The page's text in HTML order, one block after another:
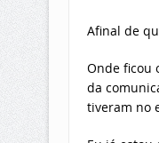
Afinal de
Onde ficou
da
tiveram no